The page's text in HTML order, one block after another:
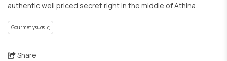
authentic well priced secret right in the middle of Athina.
Gourmet γεύσεις
Share